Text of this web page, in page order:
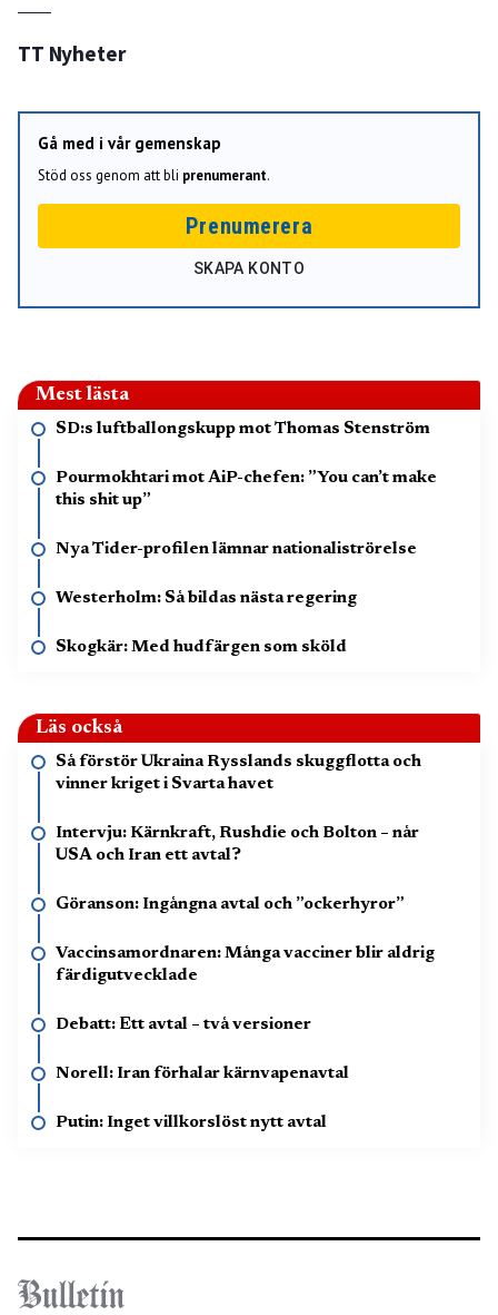
TT Nyheter
Gå med i vår gemenskap
Stöd oss genom att bli prenumerant.
Prenumerera
SKAPA KONTO
Mest lästa
SD:s luftballongskupp mot Thomas Stenström
Pourmokhtari mot AiP-chefen: ”You can’t make
this shit up”
Nya Tider-profilen lämnar nationaliströrelse
Westerholm: Så bildas nästa regering
Skogkär: Med hudfärgen som sköld
Läs också
Så förstör Ukraina Rysslands skuggflotta och
vinner kriget i Svarta havet
Intervju: Kärnkraft, Rushdie och Bolton – når
USA och Iran ett avtal?
Göranson: Ingångna avtal och ”ockerhyror”
Vaccinsamordnaren: Många vacciner blir aldrig
färdigutvecklade
Debatt: Ett avtal – två versioner
Norell: Iran förhalar kärnvapenavtal
Putin: Inget villkorslöst nytt avtal